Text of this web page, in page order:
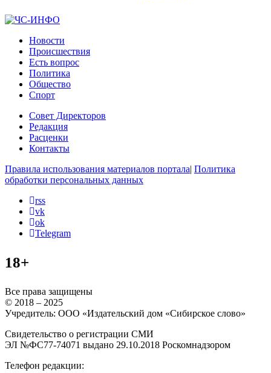
Новости
Происшествия
Есть вопрос
Политика
Общество
Спорт
Совет Директоров
Редакция
Расценки
Контакты
Правила использования материалов портала| Политика
обработки персональных данных
rss
vk
ok
Telegram
18+
Все права защищены
© 2018 – 2025
Учредитель: ООО «Издательский дом «Сибирское слово»
Свидетельство о регистрации СМИ
ЭЛ №ФС77-74071 выдано 29.10.2018 Роскомнадзором
Телефон редакции: